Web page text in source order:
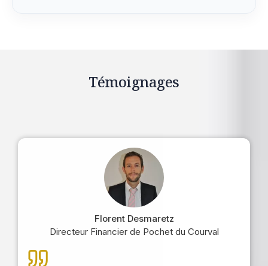
Témoignages
Florent Desmaretz
Directeur Financier de Pochet du Courval